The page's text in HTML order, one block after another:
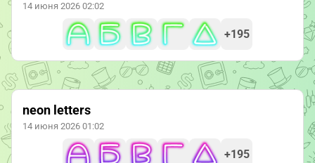
14 июня 2026 02:02
+195
neon letters
14 июня 2026 01:02
+195